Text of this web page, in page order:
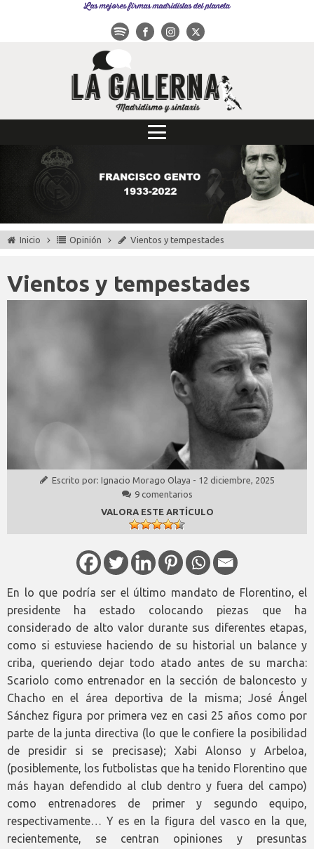
Las mejores firmas madridistas del planeta
Inicio Opinión Vientos y tempestades
Vientos y tempestades
Escrito por: Ignacio Morago Olaya - 12 diciembre, 2025
9 comentarios
VALORA ESTE ARTÍCULO
En lo que podría ser el último mandato de Florentino, el
presidente ha estado colocando piezas que ha
considerado de alto valor durante sus diferentes etapas,
como si estuviese haciendo de su historial un balance y
criba, queriendo dejar todo atado antes de su marcha:
Scariolo como entrenador en la sección de baloncesto y
Chacho en el área deportiva de la misma; José Ángel
Sánchez figura por primera vez en casi 25 años como por
parte de la junta directiva (lo que le confiere la posibilidad
de presidir si se precisase); Xabi Alonso y Arbeloa,
(posiblemente, los futbolistas que ha tenido Florentino que
más hayan defendido al club dentro y fuera del campo)
como entrenadores de primer y segundo equipo,
respectivamente… Y es en la figura del vasco en la que,
recientemente, se centran opiniones y presuntas